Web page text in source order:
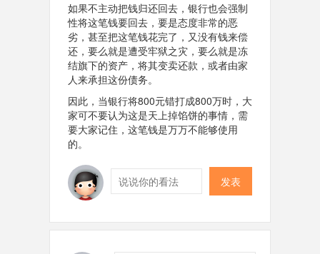
如果不主动把钱归还回去，银行也会强制
性将这笔钱要回去，要是态度非常的恶
劣，甚至把这笔钱花完了，又没有钱来偿
还，要么就是遭受牢狱之灾，要么就是冻
结旗下的资产，将其变卖还款，或者由家
人来承担这份债务。
因此，当银行将800元错打成800万时，大
家可不要认为这是天上掉馅饼的事情，需
要大家记住，这笔钱是万万不能够使用
的。
发表